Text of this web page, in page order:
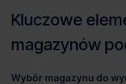
Wybór magazynu do